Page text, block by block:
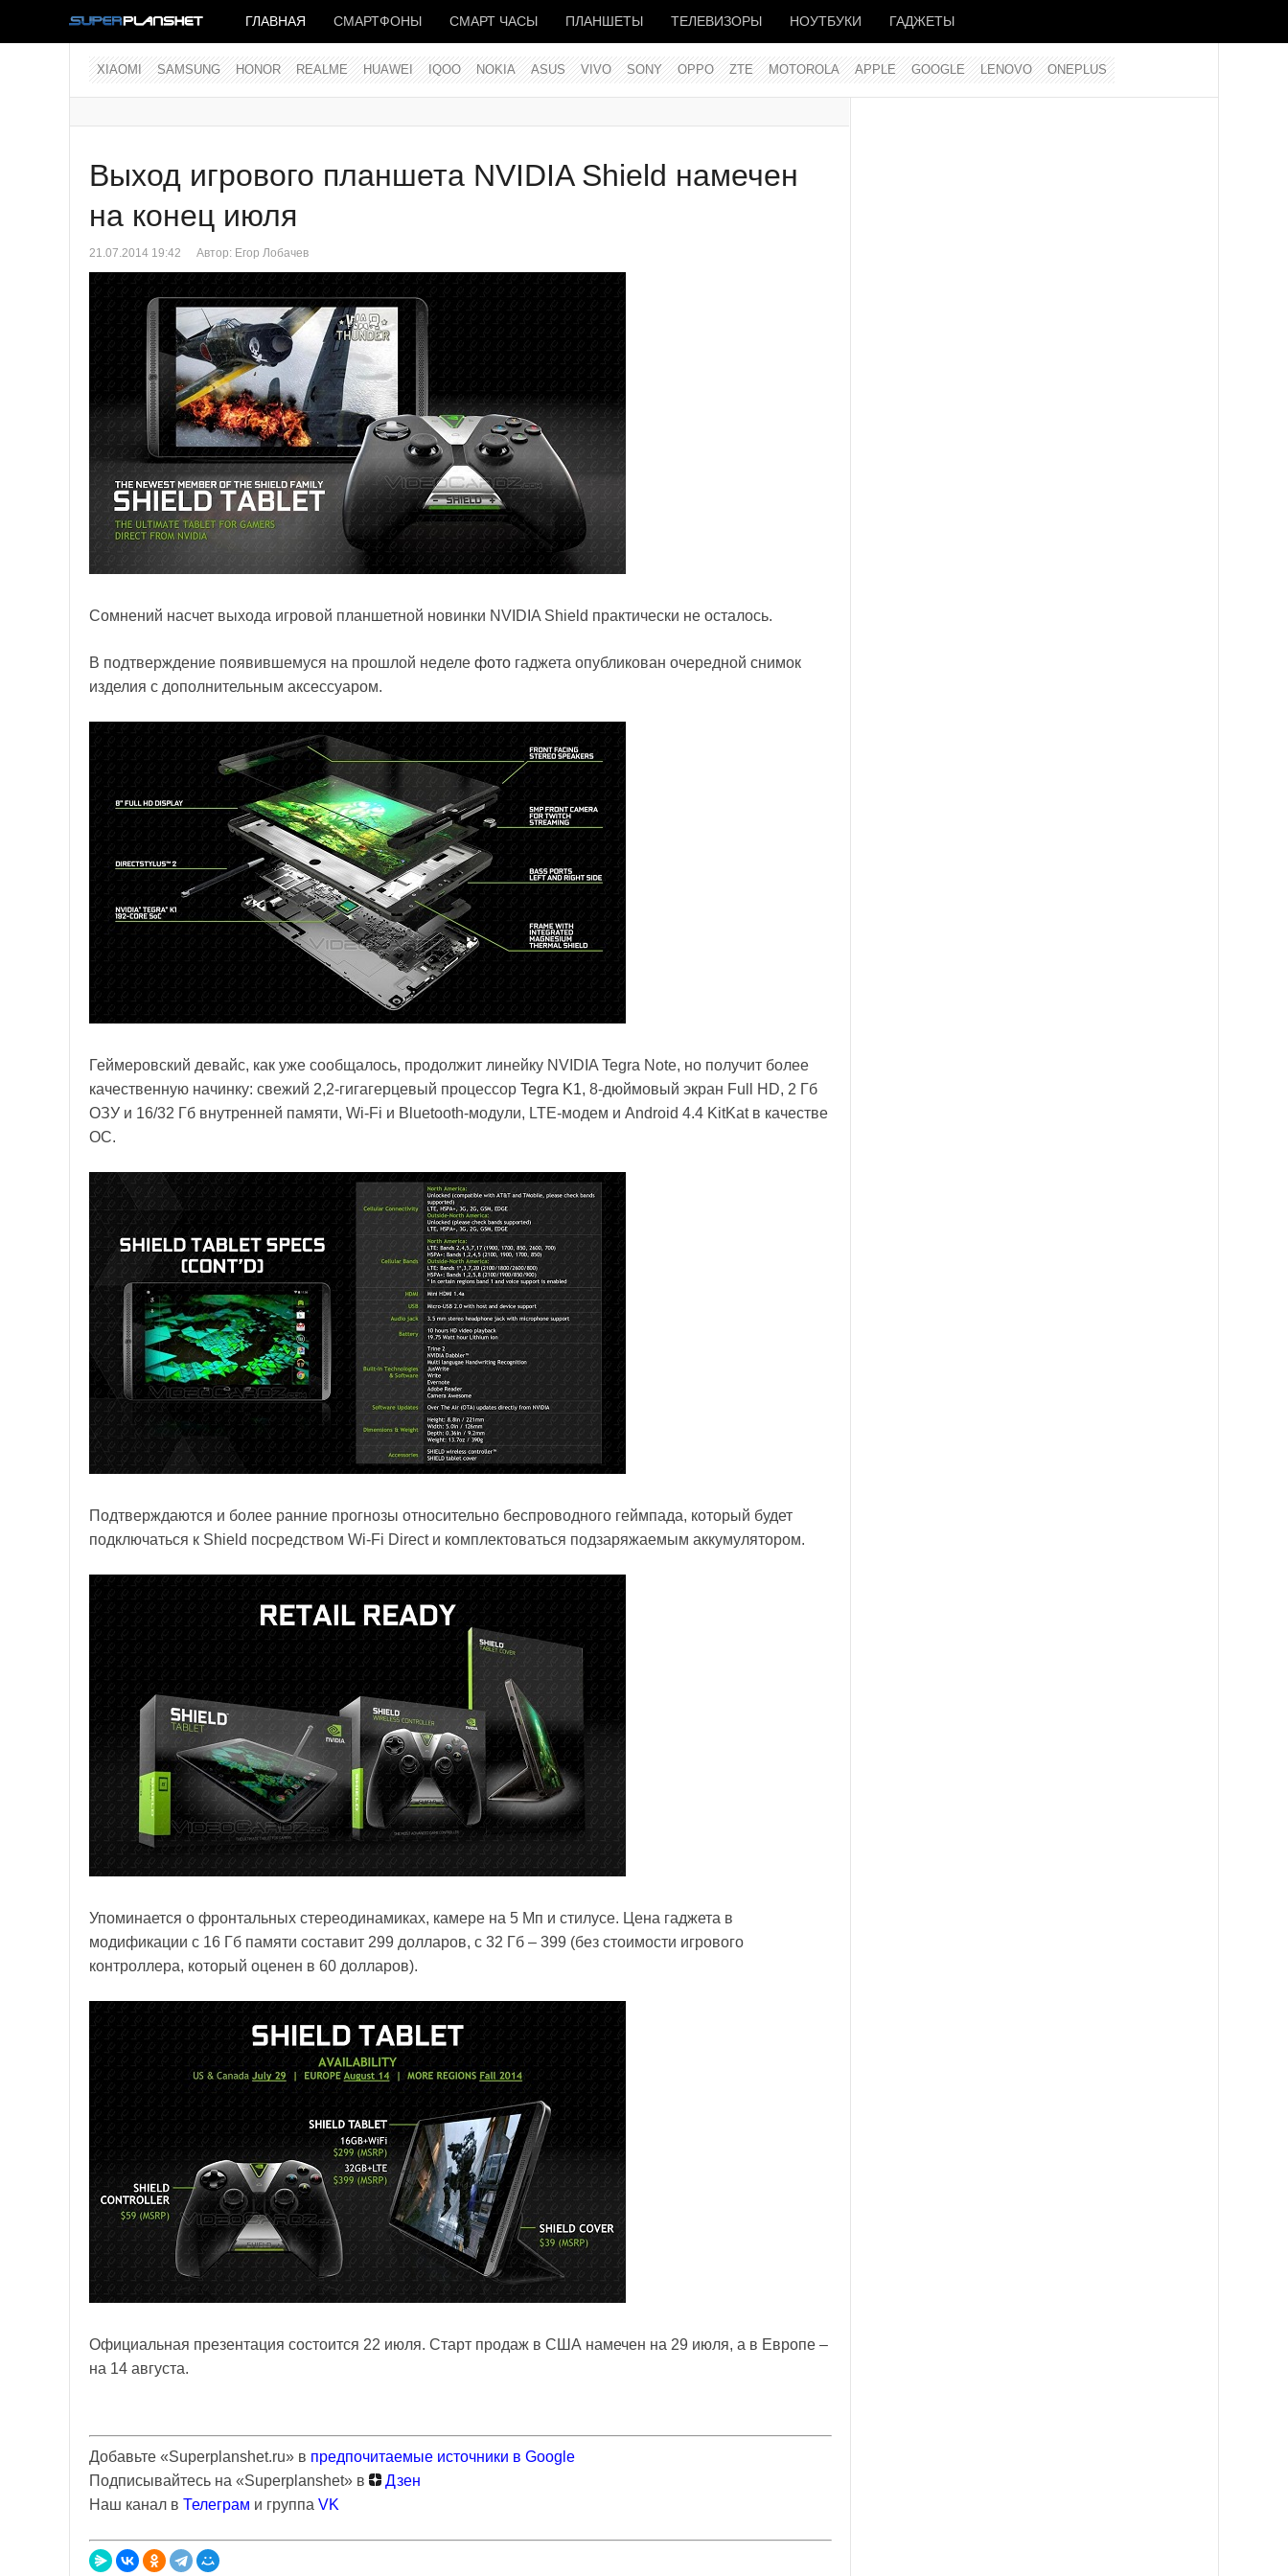
ГЛАВНАЯ СМАРТФОНЫ СМАРТ ЧАСЫ ПЛАНШЕТЫ ТЕЛЕВИЗОРЫ НОУТБУКИ ГАДЖЕТЫ
XIAOMI SAMSUNG HONOR REALME HUAWEI IQOO NOKIA ASUS VIVO SONY OPPO ZTE MOTOROLA APPLE GOOGLE LENOVO ONEPLUS
Выход игрового планшета NVIDIA Shield намечен
на конец июля
21.07.2014 19:42 Автор: Егор Лобачев
Сомнений насчет выхода игровой планшетной новинки NVIDIA Shield практически не осталось.
В подтверждение появившемуся на прошлой неделе фото гаджета опубликован очередной снимок
изделия с дополнительным аксессуаром.
Геймеровский девайс, как уже сообщалось, продолжит линейку NVIDIA Tegra Note, но получит более
качественную начинку: свежий 2,2-гигагерцевый процессор Tegra K1, 8-дюймовый экран Full HD, 2 Гб
ОЗУ и 16/32 Гб внутренней памяти, Wi-Fi и Bluetooth-модули, LTE-модем и Android 4.4 KitKat в качестве
ОС.
Подтверждаются и более ранние прогнозы относительно беспроводного геймпада, который будет
подключаться к Shield посредством Wi-Fi Direct и комплектоваться подзаряжаемым аккумулятором.
Упоминается о фронтальных стереодинамиках, камере на 5 Мп и стилусе. Цена гаджета в
модификации с 16 Гб памяти составит 299 долларов, с 32 Гб – 399 (без стоимости игрового
контроллера, который оценен в 60 долларов).
Официальная презентация состоится 22 июля. Старт продаж в США намечен на 29 июля, а в Европе –
на 14 августа.
Добавьте «Superplanshet.ru» в предпочитаемые источники в Google
Подписывайтесь на «Superplanshet» в
Дзен
Наш канал в Телеграм и группа VK